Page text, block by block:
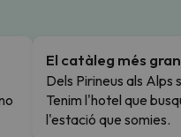
El catàleg més gran
Dels Pirineus als Alps
Tenim l'hotel que
l'estació que somies.